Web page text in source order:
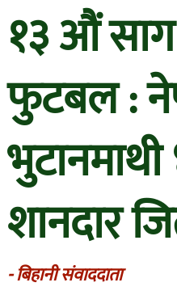
१३ औं
फुटबल :
शानदार
- बिहानी संवाददाता